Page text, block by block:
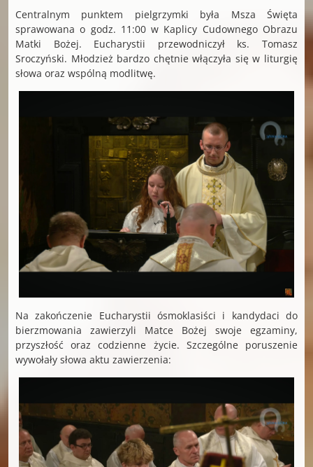
Centralnym punktem pielgrzymki była Msza Święta
sprawowana o godz. 11:00 w Kaplicy Cudownego Obrazu
Matki Bożej. Eucharystii przewodniczył ks. Tomasz
Sroczyński. Młodzież bardzo chętnie włączyła się w liturgię
słowa oraz wspólną modlitwę.
Na zakończenie Eucharystii ósmoklasiści i kandydaci do
bierzmowania zawierzyli Matce Bożej swoje egzaminy,
przyszłość oraz codzienne życie. Szczególne poruszenie
wywołały słowa aktu zawierzenia: